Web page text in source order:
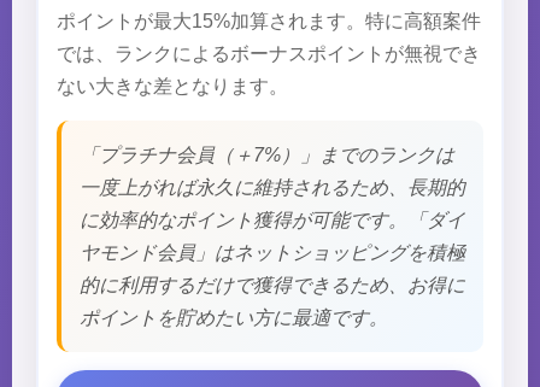
ポイントが最大15%加算されます。特に高額案件
では、ランクによるボーナスポイントが無視でき
ない大きな差となります。
「プラチナ会員（＋7%）」までのランクは
一度上がれば永久に維持されるため、長期的
に効率的なポイント獲得が可能です。「ダイ
ヤモンド会員」はネットショッピングを積極
的に利用するだけで獲得できるため、お得に
ポイントを貯めたい方に最適です。